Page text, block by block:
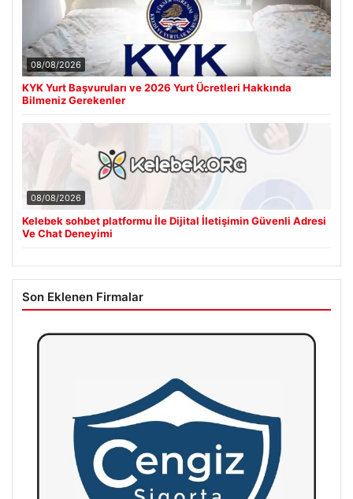
08/08/2026
KYK Yurt Başvuruları ve 2026 Yurt Ücretleri Hakkında
Bilmeniz Gerekenler
08/08/2026
Kelebek sohbet platformu İle Dijital İletişimin Güvenli Adresi
Ve Chat Deneyimi
Son Eklenen Firmalar